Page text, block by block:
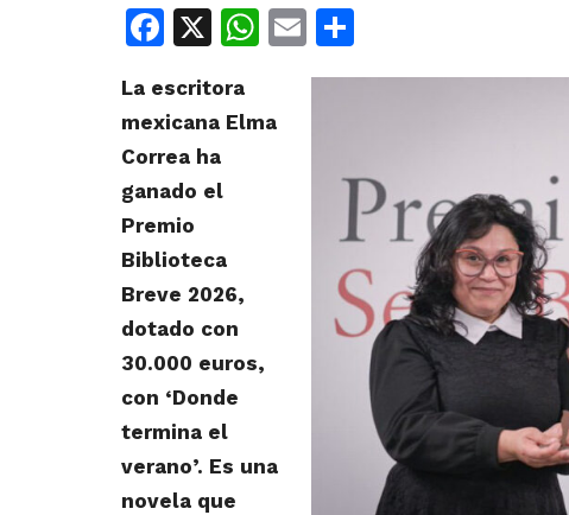
Facebook
X WhatsApp
Email
La escritora
mexicana Elma
Correa ha
ganado el
Premio
Biblioteca
Breve 2026,
dotado con
30.000 euros,
con ‘Donde
termina el
verano’. Es una
novela que